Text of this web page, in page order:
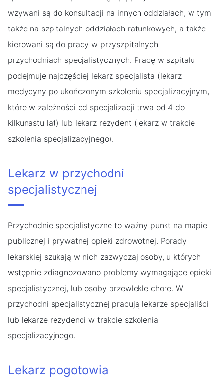
wzywani są do konsultacji na innych oddziałach, w tym
także na szpitalnych oddziałach ratunkowych, a także
kierowani są do pracy w przyszpitalnych
przychodniach specjalistycznych. Pracę w szpitalu
podejmuje najczęściej lekarz specjalista (lekarz
medycyny po ukończonym szkoleniu specjalizacyjnym,
które w zależności od specjalizacji trwa od 4 do
kilkunastu lat) lub lekarz rezydent (lekarz w trakcie
szkolenia specjalizacyjnego).
Lekarz w przychodni
specjalistycznej
Przychodnie specjalistyczne to ważny punkt na mapie
publicznej i prywatnej opieki zdrowotnej. Porady
lekarskiej szukają w nich zazwyczaj osoby, u których
wstępnie zdiagnozowano problemy wymagające opieki
specjalistycznej, lub osoby przewlekle chore. W
przychodni specjalistycznej pracują lekarze specjaliści
lub lekarze rezydenci w trakcie szkolenia
specjalizacyjnego.
Lekarz pogotowia